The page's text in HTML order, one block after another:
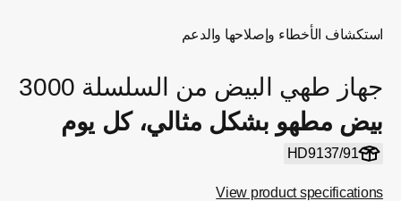
استكشاف الأخطاء وإصلاحها والدعم
جهاز طهي البيض من السلسلة 3000
بيض مطهو بشكل مثالي، كل يوم
HD9137/91
View product specifications